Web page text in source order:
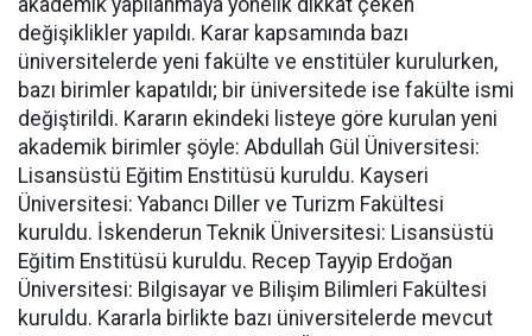
değişiklikler yapıldı. Karar kapsamında bazı
üniversitelerde yeni fakülte ve enstitüler kurulurken,
bazı birimler kapatıldı; bir üniversitede ise fakülte ismi
değiştirildi. Kararın ekindeki listeye göre kurulan yeni
akademik birimler şöyle: Abdullah Gül Üniversitesi:
Lisansüstü Eğitim Enstitüsü kuruldu. Kayseri
Üniversitesi: Yabancı Diller ve Turizm Fakültesi
kuruldu. İskenderun Teknik Üniversitesi: Lisansüstü
Eğitim Enstitüsü kuruldu. Recep Tayyip Erdoğan
Üniversitesi: Bilgisayar ve Bilişim Bilimleri Fakültesi
kuruldu. Kararla birlikte bazı üniversitelerde mevcut